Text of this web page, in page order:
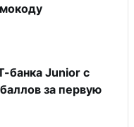
банка Junior c
за первую